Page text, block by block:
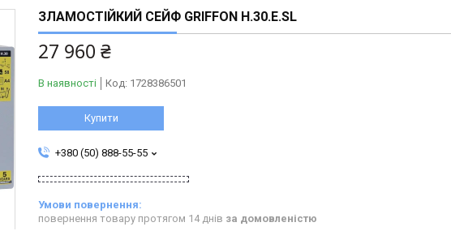
ЗЛАМОСТІЙКИЙ СЕЙФ GRIFFON H.30.E.SL
27 960 ₴
В наявності Код: 1728386501
Купити
+380 (50) 888-55-55
повернення товару протягом 14 днів за домовленістю